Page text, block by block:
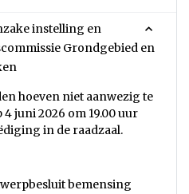
instelling en
Grondgebied en
hoeven niet aanwezig te
juni 2026 om 19.00 uur
in de raadzaal.
bemensing